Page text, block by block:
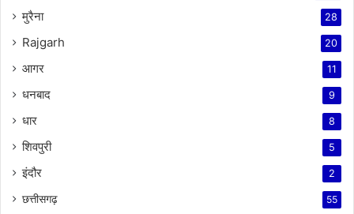
मुरैना 28
Rajgarh 20
आगर 11
धनबाद 9
धार 8
शिवपुरी 5
इंदौर 2
छत्तीसगढ़ 55